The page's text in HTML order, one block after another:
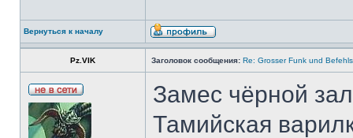
Вернуться к началу
Pz.VIK Заголовок сообщения: Re: Grosser Funk und
Замес чёрной
Тамийская